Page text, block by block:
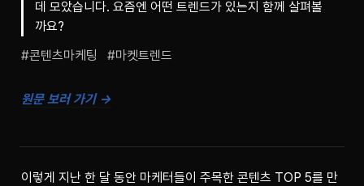
데 모았습니다. 요즘엔 어떤 트렌드가 있는지 함께 살펴볼
까요?
#콘텐츠마케팅   #마켓트렌드
원문 보러 가기 →
이렇게 지난 한 달 동안 마케터들이 주목한 콘텐츠 TOP 5를 만